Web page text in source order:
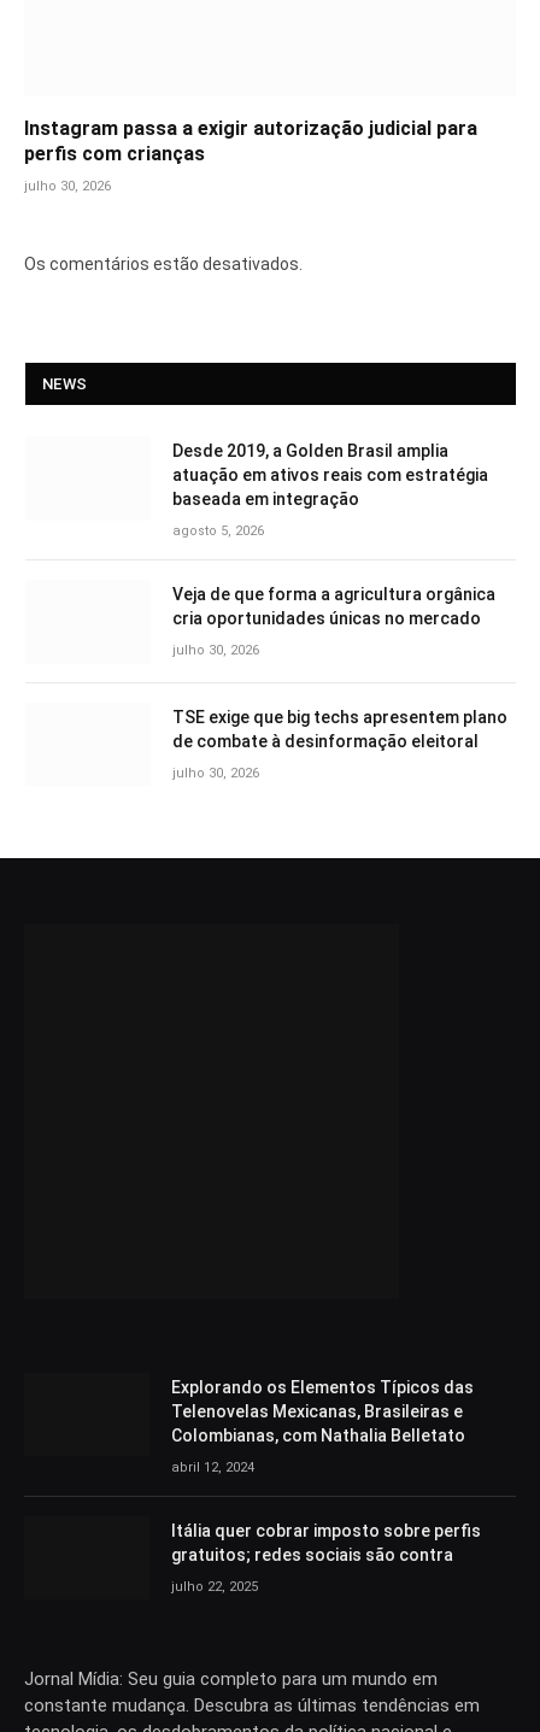
Instagram passa a exigir autorização judicial para
perfis com crianças
julho 30, 2026
Os comentários estão desativados.
NEWS
Desde 2019, a Golden Brasil amplia
atuação em ativos reais com estratégia
baseada em integração
agosto 5, 2026
Veja de que forma a agricultura orgânica
cria oportunidades únicas no mercado
julho 30, 2026
TSE exige que big techs apresentem plano
de combate à desinformação eleitoral
julho 30, 2026
Explorando os Elementos Típicos das
Telenovelas Mexicanas, Brasileiras e
Colombianas, com Nathalia Belletato
abril 12, 2024
Itália quer cobrar imposto sobre perfis
gratuitos; redes sociais são contra
julho 22, 2025
Jornal Mídia: Seu guia completo para um mundo em
constante mudança. Descubra as últimas tendências em